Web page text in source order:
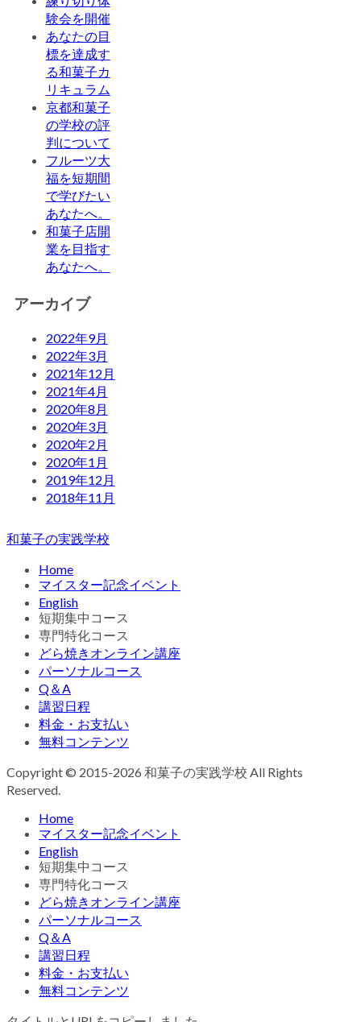
験会を開催
あなたの目
標を達成す
る和菓子カ
リキュラム
京都和菓子
の学校の評
判について
フルーツ大
福を短期間
で学びたい
あなたへ。
和菓子店開
業を目指す
あなたへ。
アーカイブ
2022年9月
2022年3月
2021年12月
2021年4月
2020年8月
2020年3月
2020年2月
2020年1月
2019年12月
2018年11月
和菓子の実践学校
Home
マイスター記念イベント
English
短期集中コース
専門特化コース
どら焼きオンライン講座
パーソナルコース
Q＆A
講習日程
料金・お支払い
無料コンテンツ
Copyright © 2015-2026 和菓子の実践学校 All Rights
Reserved.
Home
マイスター記念イベント
English
短期集中コース
専門特化コース
どら焼きオンライン講座
パーソナルコース
Q＆A
講習日程
料金・お支払い
無料コンテンツ